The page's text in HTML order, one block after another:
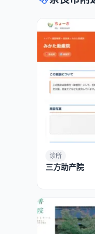
诊所
三方助产院